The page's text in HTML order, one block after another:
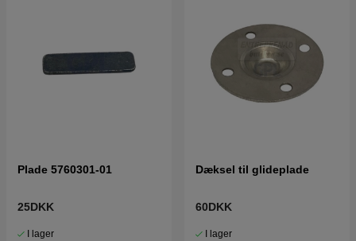
Plade 5760301-01
25DKK
I lager
Dæksel til glideplade
60DKK
I lager